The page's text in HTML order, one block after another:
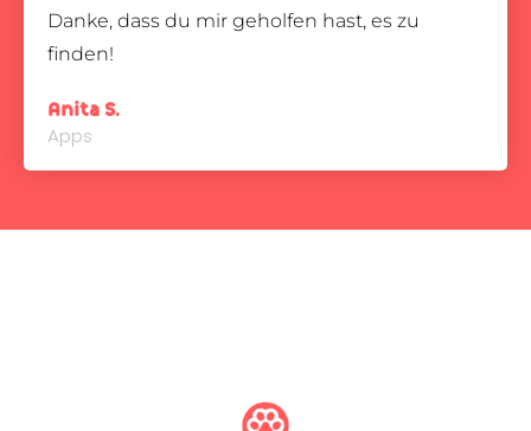
Danke, dass du mir geholfen hast, es zu
finden!
Anita S.
Apps